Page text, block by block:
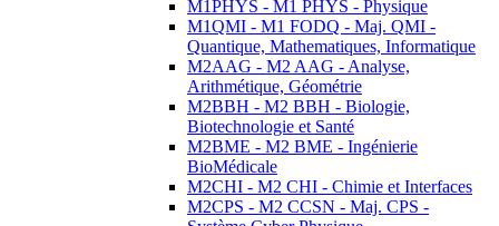
M1PHYS - M1 PHYS - Physique
M1QMI - M1 FODQ - Maj. QMI -
Quantique, Mathematiques, Informatique
M2AAG - M2 AAG - Analyse,
Arithmétique, Géométrie
M2BBH - M2 BBH - Biologie,
Biotechnologie et Santé
M2BME - M2 BME - Ingénierie
BioMédicale
M2CHI - M2 CHI - Chimie et Interfaces
M2CPS - M2 CCSN - Maj. CPS -